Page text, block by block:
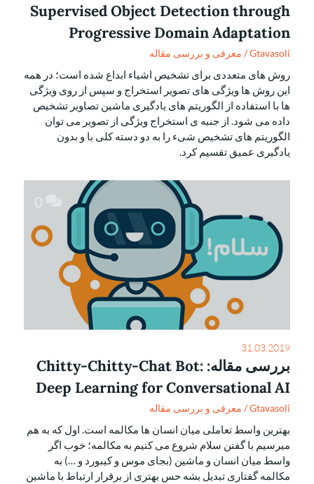
Supervised Object Detection through
Progressive Domain Adaptation
Gtavasoli
/ معرفی و بررسی مقاله
روش های متعددی برای تشخیص اشیاء ابداع شده است؛ در همه
این روش ها ویژگی های تصویر استخراج و سپس از روی ویژگی
ها با استفاده از الگوریتم های یادگیری ماشین تصاویر تشخیص
داده می شود. از جنبه ی استخراج ویژگی از تصویر می توان
الگوریتم های تشخیص شیء را به دو دسته کلی با و بدون
یادگیری عمیق تقسیم کرد.
31.03.2019
بررسی مقاله: Chitty-Chitty-Chat Bot:
Deep Learning for Conversational AI
Gtavasoli
/ معرفی و بررسی مقاله
بهترین واسط تعاملی میان انسان ها مکالمه است. اول که به هم
میرسیم با گفتن سلام شروع می کنیم به مکالمه؛ خوب اگر
واسط میان انسان و ماشین (بجای موس و کیبورد و …) به
مکالمه گفتاری تبدیل بشه حس بهتری از برقرار ارتباط با ماشین